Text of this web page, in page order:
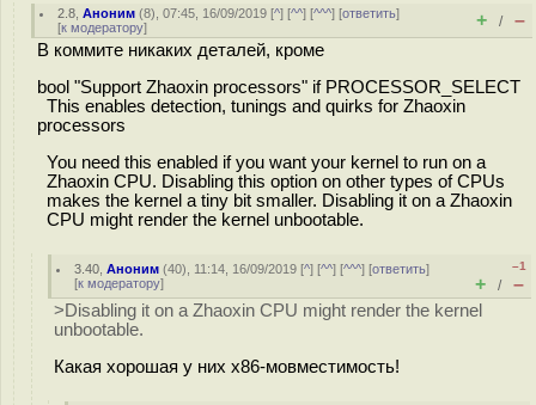
2.8 ,Аноним (8), 07:45, 16/09/2019 [^] [^^] [^^^] [ответить]
[к модератору] + / –
В коммите никаких деталей, кроме
bool "Support Zhaoxin processors" if PROCESSOR_SELECT
This enables detection, tunings and quirks for Zhaoxin
processors
You need this enabled if you want your kernel to run on a
Zhaoxin CPU. Disabling this option on other types of CPUs
makes the kernel a tiny bit smaller. Disabling it on a Zhaoxin
CPU might render the kernel unbootable.
3.40 ,Аноним (40), 11:14, 16/09/2019 [^] [^^] [^^^] [ответить]
[к модератору]
–1
+ / –
>Disabling it on a Zhaoxin CPU might render the kernel
unbootable.
Какая хорошая у них x86-мовместимость!